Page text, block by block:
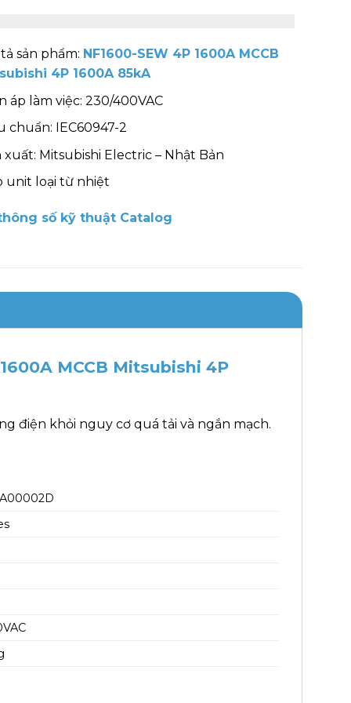
sản phẩm: NF1600-SEW 4P 1600A MCCB
4P 1600A 85kA
áp làm việc: 230/400VAC
chuẩn: IEC60947-2
xuất: Mitsubishi Electric – Nhật Bản
unit loại từ nhiệt
số kỹ thuật Catalog
MCCB Mitsubishi 4P
điện khỏi nguy cơ quá tải và ngắn mạch.